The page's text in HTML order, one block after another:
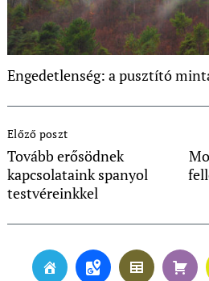
Engedetlenség: a pusztító
Navigation
Előző poszt
Tovább erősödnek
kapcsolataink spanyol
testvéreinkkel